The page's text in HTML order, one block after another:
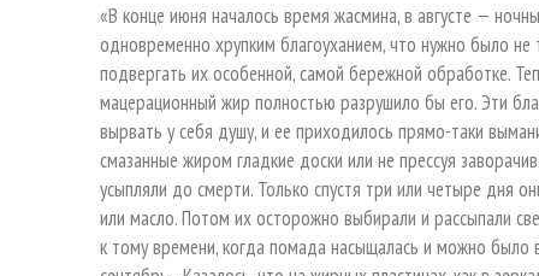
«В конце июня началось время жасмина, в августе —
одновременно хрупким благоуханием, что нужно было
подвергать их особенной, самой бережной обработке.
мацерационный жир полностью разрушило бы его. Эти
вырвать у себя душу, и ее приходилось прямо-таки
смазанные жиром гладкие доски или не прессуя
усыпляли до смерти. Только спустя три или четыре дня
или масло. Потом их осторожно выбирали и рассыпали
к тому времени, когда помада насыщалась и можно было